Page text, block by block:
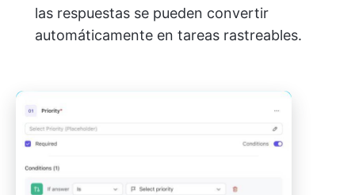
las respuestas se pueden convertir
automáticamente en tareas rastreables.